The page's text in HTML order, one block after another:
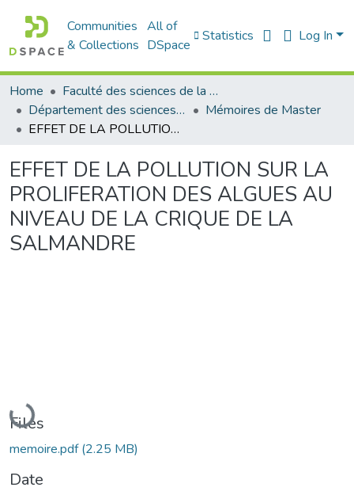
Communities
& Collections
All of
DSpace
Statistics Log In
Home
Faculté des sciences de la nature et de la vie
Département des sciences de la mer et de l'aquaculture
Mémoires de Master
EFFET DE LA POLLUTION SUR LA PROLIFERATION DES ALGUES AU NIVEAU DE LA CRIQUE DE LA SALMANDRE
EFFET DE LA POLLUTION SUR LA
PROLIFERATION DES ALGUES AU
NIVEAU DE LA CRIQUE DE LA
SALMANDRE
Loading...
Files
memoire.pdf(2.25 MB)
Date